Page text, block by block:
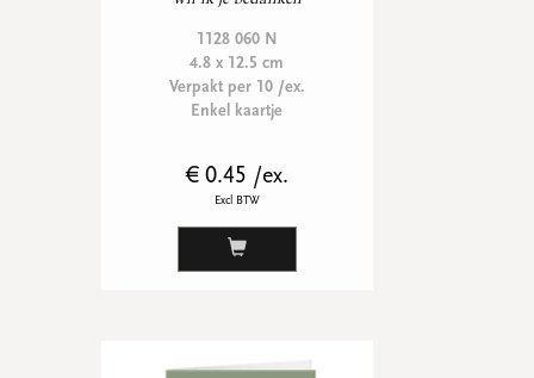
1128 060 N
4.8 x 12.5 cm
Verpakt per 10 /ex.
Enkel kaartje
€ 0.45 /ex.
Excl BTW